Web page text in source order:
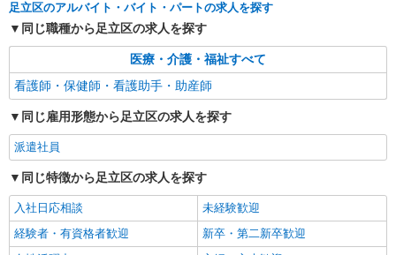
足立区のアルバイト・バイト・パートの求人を探す
同じ職種から足立区の求人を探す
医療・介護・福祉すべて
看護師・保健師・看護助手・助産師
同じ雇用形態から足立区の求人を探す
派遣社員
同じ特徴から足立区の求人を探す
入社日応相談
未経験歓迎
経験者・有資格者歓迎
新卒・第二新卒歓迎